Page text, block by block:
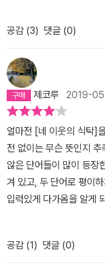
추측해보면, 주인공 ‘곤’
덕분인 것 같다. 이 글의
몇 있는데, 그 중 하나가
아버지다. 특히 강하의 경
이 소설 곳곳에서 드러나
물이다. (이 글을 쓰면서
소개는 이쯤이면 충분한
는다’는 사람이 아니라
등장하는 북쪽 바다의
지 모를 정도로 크다. 곤
쩌면 아가미를 가진 남자
있을지도 모른다고 말하
와주는 것은 오로지 우리
지 별수 있나요. 어쩌면
울에서 태어나 농촌에서
바다가 그리워지곤 했다.
했던 것 같은데, 크고 나
것도 여간 번거로운 일이
에 가곤 했다. 서울 사람
시간을 내어 가야 했다.
장한 곳인지 모르지만 강
강. 가까운 곳에 사는 것
이고 색이었는지, 강은 또
기는 것을 멈추곤 했다.
동성의 세계. 기슭에 닿
드러나는 징청과 피안의
도 묘하게 냄새가 났다.
공감 (3) 댓글 (0)
제코루 2019-
얼마전 [네 이웃의 식탁]
전 없이는 무슨 뜻인지 추
않은 단어들이 많이 등장
겨 있고, 두 단어로 평이
입력있게 다가옴을 알게
폰을 떨어뜨려 난간에 걸
갑자기 물 속에서 어떤 남
에 대한 이야기가 시작된
공감 (1) 댓글 (0)